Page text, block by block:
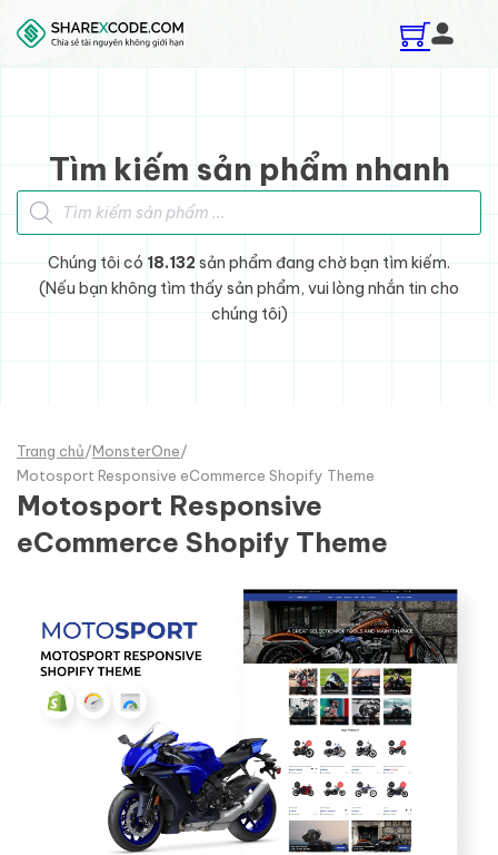
Skip to main content
Skip to footer
Tìm kiếm sản phẩm nhanh
Tìm kiếm sản phẩm
Chúng tôi có 18.132sản phẩm đang chờ bạn tìm kiếm.
(Nếu bạn không tìm thấy sản phẩm, vui lòng nhắn tin cho
chúng tôi)
Trang chủ/MonsterOne/
Motosport Responsive eCommerce Shopify Theme
Motosport Responsive
eCommerce Shopify Theme